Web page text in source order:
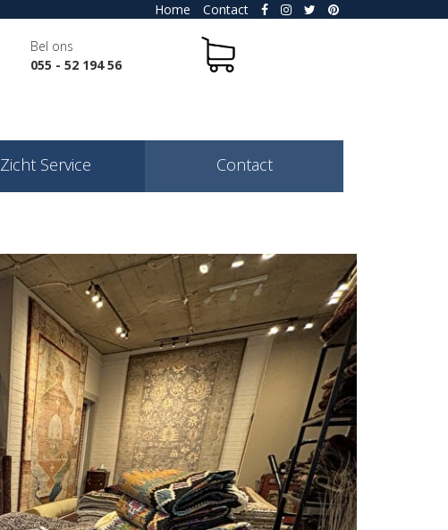
Home Contact
Bel ons
055 - 52 194 56
Zicht Service Contact